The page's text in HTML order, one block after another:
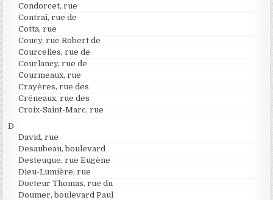
Condorcet, rue
Contrai, rue de
Cotta, rue
Coucy, rue Robert de
Courcelles, rue de
Courlancy, rue de
Courmeaux, rue
Crayères, rue des
Créneaux, rue des
Croix-Saint-Marc, rue
D
David, rue
Desaubeau, boulevard
Desteuque, rue Eugène
Dieu-Lumière, rue
Docteur Thomas, rue du
Doumer, boulevard Paul